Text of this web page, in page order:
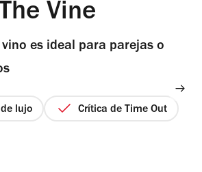
Vine
es ideal para parejas o
lujo Crítica de Time Out